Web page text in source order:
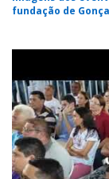
fundação de